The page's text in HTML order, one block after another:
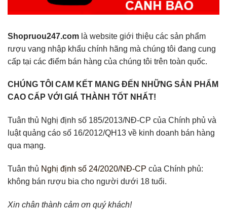
Shopruou247.com là website giới thiệu các sản phẩm
rượu vang nhập khẩu chính hãng mà chúng tôi đang cung
cấp tại các điểm bán hàng của chúng tôi trên toàn quốc.
CHÚNG TÔI CAM KẾT MANG ĐẾN NHỮNG SẢN PHẨM
CAO CẤP VỚI GIÁ THÀNH TỐT NHẤT!
Tuân thủ Nghị định số 185/2013/NĐ-CP của Chính phủ và
luật quảng cáo số 16/2012/QH13 về kinh doanh bán hàng
qua mạng.
Tuân thủ Nghị định số 24/2020/NĐ-CP của Chính phủ:
không bán rượu bia cho người dưới 18 tuổi.
Xin chân thành cảm ơn quý khách!